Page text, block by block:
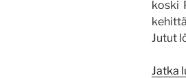
koski
Jutut
Jatka